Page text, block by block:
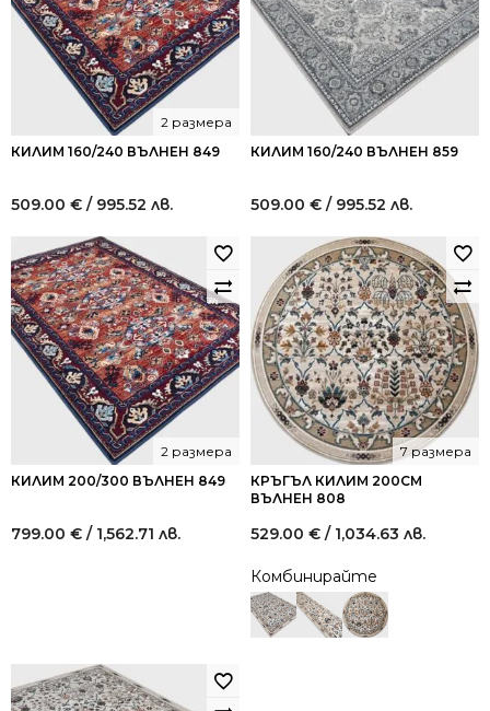
КИЛИМ 160/240 ВЪЛНЕН 849
2 размера
509.00 € / 995.52 лв.
КИЛИМ 160/240 ВЪЛНЕН 859
509.00 € / 995.52 лв.
КИЛИМ 200/300 ВЪЛНЕН 849
2 размера
799.00 € / 1,562.71 лв.
КРЪГЪЛ КИЛИМ 200СМ
ВЪЛНЕН 808
7 размера
529.00 € / 1,034.63 лв.
Комбинирайте